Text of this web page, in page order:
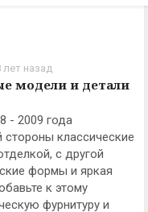
лет назад
модели и детали
- 2009 года
стороны классические
с другой
формы и яркая
к этому
фурнитуру и